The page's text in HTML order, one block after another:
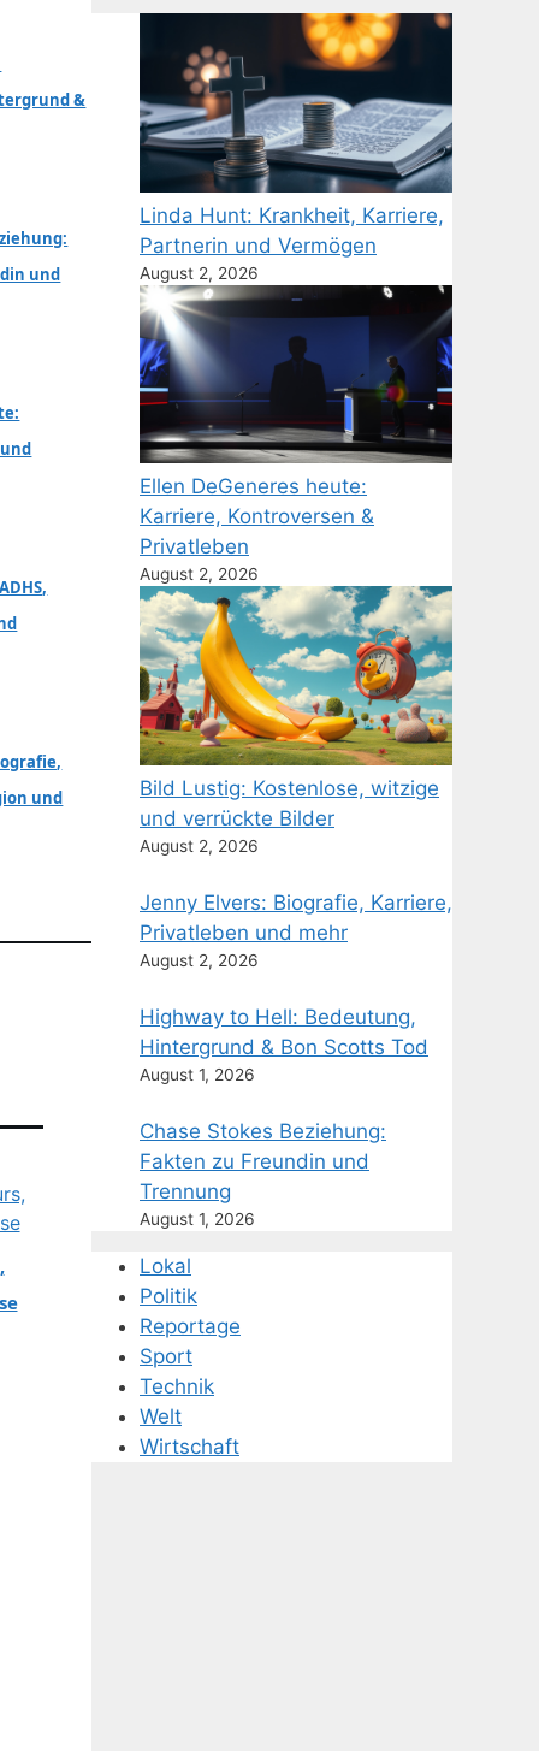
&
und
und
Linda Hunt: Krankheit, Karriere,
Partnerin und Vermögen
August 2, 2026
Ellen DeGeneres heute:
Karriere, Kontroversen &
Privatleben
August 2, 2026
Bild Lustig: Kostenlose, witzige
und verrückte Bilder
August 2, 2026
Jenny Elvers: Biografie, Karriere,
Privatleben und mehr
August 2, 2026
Highway to Hell: Bedeutung,
Hintergrund & Bon Scotts Tod
August 1, 2026
Chase Stokes Beziehung:
Fakten zu Freundin und
Trennung
August 1, 2026
Lokal
Politik
Reportage
Sport
Technik
Welt
Wirtschaft